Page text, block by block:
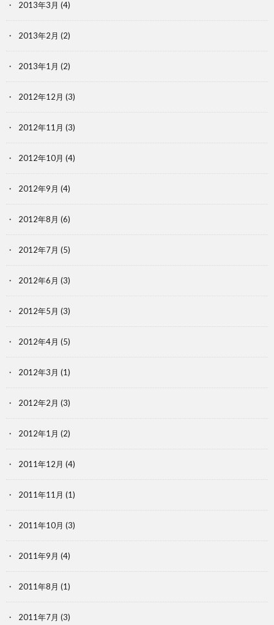
2013年3月 (4)
2013年2月 (2)
2013年1月 (2)
2012年12月 (3)
2012年11月 (3)
2012年10月 (4)
2012年9月 (4)
2012年8月 (6)
2012年7月 (5)
2012年6月 (3)
2012年5月 (3)
2012年4月 (5)
2012年3月 (1)
2012年2月 (3)
2012年1月 (2)
2011年12月 (4)
2011年11月 (1)
2011年10月 (3)
2011年9月 (4)
2011年8月 (1)
2011年7月 (3)